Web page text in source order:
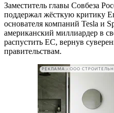
Заместитель главы Совбеза
поддержал жёсткую критику
основателя компаний Tesla и
американский миллиардер в
распустить ЕС, вернув
правительствам.